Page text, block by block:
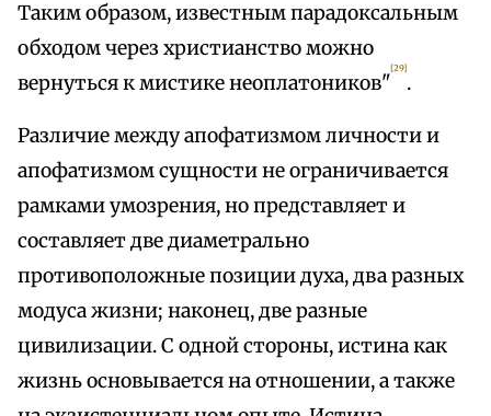
Таким образом, известным парадоксальным
обходом через христианство можно
вернуться к мистике неоплатоников"
[29]
.
Различие между апофатизмом личности и
апофатизмом сущности не ограничивается
рамками умозрения, но представляет и
составляет две диаметрально
противоположные позиции духа, два разных
модуса жизни; наконец, две разные
цивилизации. С одной стороны, истина как
жизнь основывается на отношении, а также